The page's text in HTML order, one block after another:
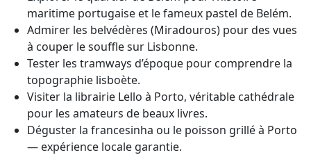
maritime portugaise et le fameux pastel de Belém.
Admirer les belvédères (Miradouros) pour des vues
à couper le souffle sur Lisbonne.
Tester les tramways d’époque pour comprendre la
topographie lisboète.
Visiter la librairie Lello à Porto, véritable cathédrale
pour les amateurs de beaux livres.
Déguster la francesinha ou le poisson grillé à Porto
— expérience locale garantie.